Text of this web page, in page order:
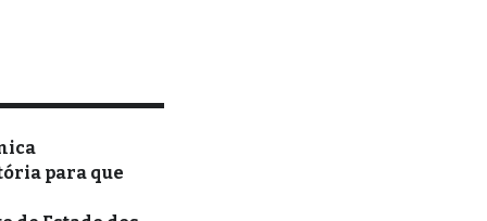
para que